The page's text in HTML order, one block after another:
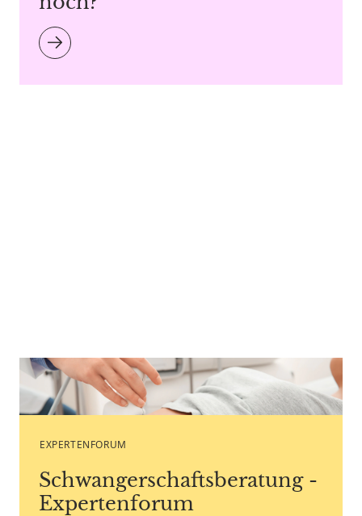
Caption Pixel-Shot - Copyright agency stock.adobe.com
EXPERTENFORUM
Schwangerschaftsberatung -
Expertenforum